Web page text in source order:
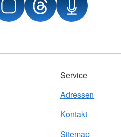
Service
Adressen
Kontakt
Sitemap